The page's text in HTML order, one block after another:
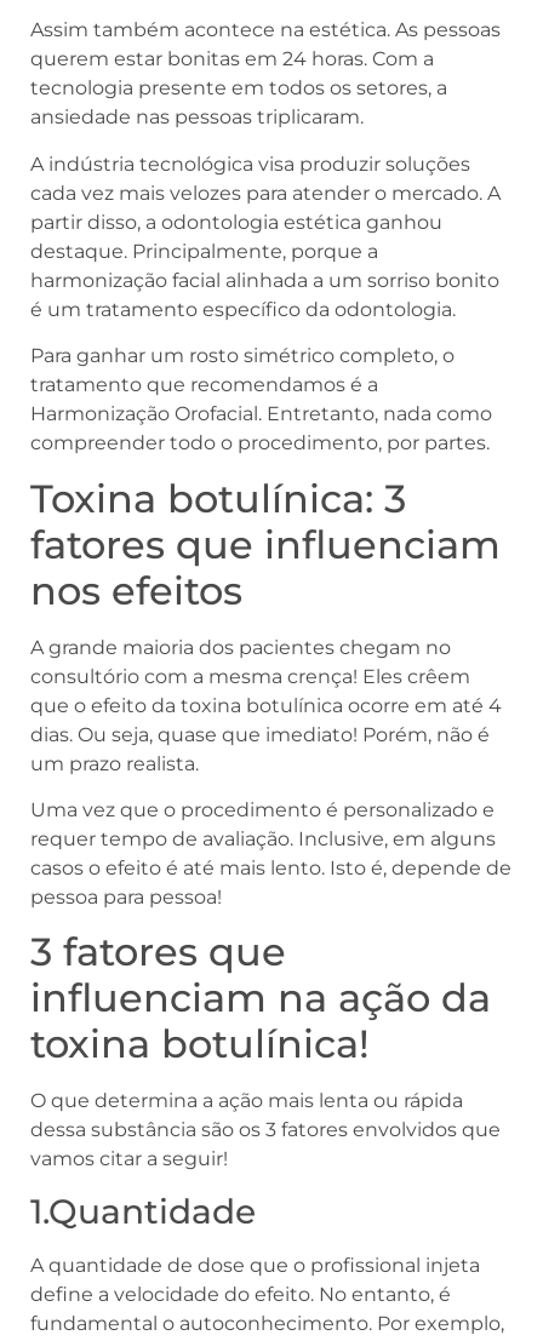
Assim também acontece na estética. As pessoas
querem estar bonitas em 24 horas. Com a
tecnologia presente em todos os setores, a
ansiedade nas pessoas triplicaram.
A indústria tecnológica visa produzir soluções
cada vez mais velozes para atender o mercado. A
partir disso, a odontologia estética ganhou
destaque. Principalmente, porque a
harmonização facial alinhada a um sorriso bonito
é um tratamento específico da odontologia.
Para ganhar um rosto simétrico completo, o
tratamento que recomendamos é a
Harmonização Orofacial. Entretanto, nada como
compreender todo o procedimento, por partes.
Toxina botulínica: 3
fatores que influenciam
nos efeitos
A grande maioria dos pacientes chegam no
consultório com a mesma crença! Eles crêem
que o efeito da toxina botulínica ocorre em até 4
dias. Ou seja, quase que imediato! Porém, não é
um prazo realista.
Uma vez que o procedimento é personalizado e
requer tempo de avaliação. Inclusive, em alguns
casos o efeito é até mais lento. Isto é, depende de
pessoa para pessoa!
3 fatores que
influenciam na ação da
toxina botulínica!
O que determina a ação mais lenta ou rápida
dessa substância são os 3 fatores envolvidos que
vamos citar a seguir!
1.Quantidade
A quantidade de dose que o profissional injeta
define a velocidade do efeito. No entanto, é
fundamental o autoconhecimento. Por exemplo,